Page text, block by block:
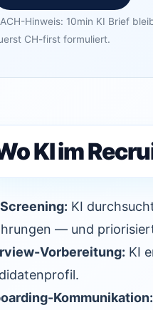
Hinweis: 10min KI Brief
CH-first formuliert.
KI im
KI
— und
Vorbereitung: KI
Kommunikation: